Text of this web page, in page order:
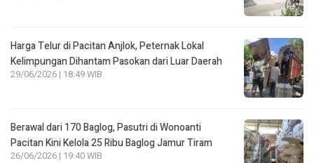
Harga Telur di Pacitan Anjlok, Peternak Lokal
Kelimpungan Dihantam Pasokan dari Luar Daerah
29/06/2026 | 18:49 WIB
Berawal dari 170 Baglog, Pasutri di Wonoanti
Pacitan Kini Kelola 25 Ribu Baglog Jamur Tiram
26/06/2026 | 19:40 WIB